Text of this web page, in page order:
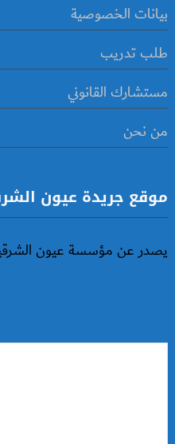
بيانات الخصوصية
طلب تدريب
مستشارك القانوني
من نحن
موقع جريدة عيون
يصدر عن مؤسسة عيون الشرقية